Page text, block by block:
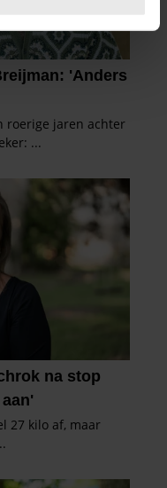
en advertenties te
media te bieden
site met onze
met andere
of die ze hebben
van hun services. U
u onze website blijft